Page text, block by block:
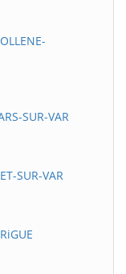
SUR-VAR
SUR-VAR